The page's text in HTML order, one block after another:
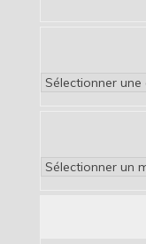
Catégories
Archives